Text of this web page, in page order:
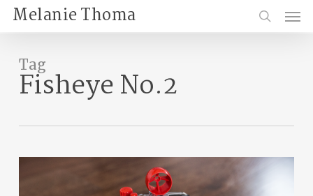
Skip
main
Melanie Thoma
search
Menu
Tag
Fisheye No.2